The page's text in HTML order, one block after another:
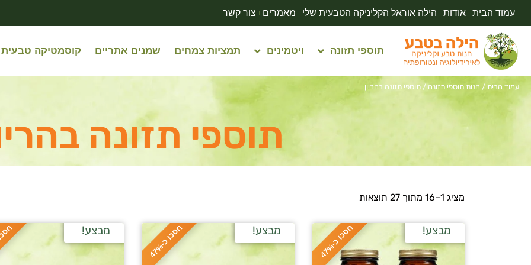
עמוד הבית אודות הילה אוראל הקליניקה הטבעית שלי מאמרים צור קשר
תוספי תזונה ויטמינים תמציות צמחים שמנים אתריים קוסמטיקה טבעית
עמוד הבית / חנות תוספי תזונה / תוספי תזונה בהריון
תוספי תזונה
מציג 1–16 מתוך 27 תוצאות
ח
ס
כ
ו
כ
-
4
7
% מבצע! ח
ס
כ
ו
כ
-
4
7
% מבצע! מבצע!